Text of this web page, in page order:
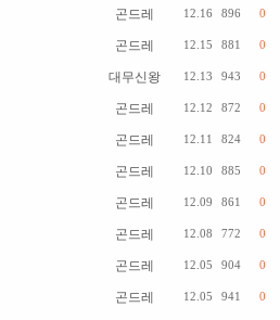
곤드레 12.16 896 0
곤드레 12.15 881 0
대무신왕 12.13 943 0
곤드레 12.12 872 0
곤드레 12.11 824 0
곤드레 12.10 885 0
곤드레 12.09 861 0
곤드레 12.08 772 0
곤드레 12.05 904 0
곤드레 12.05 941 0